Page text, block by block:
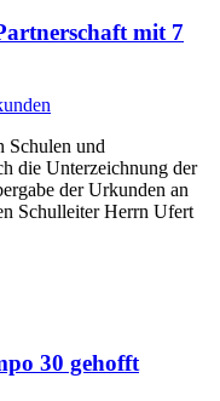
mit 7
Schulen und
die Unterzeichnung der
der Urkunden an
Schulleiter Herrn Ufert
30 gehofft